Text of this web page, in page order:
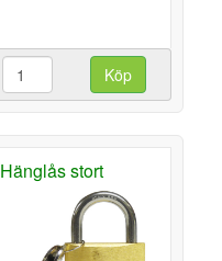
Köp
Hänglås stort